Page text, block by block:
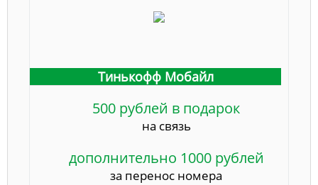
Тинькофф Мобайл
500 рублей в подарок
на связь
дополнительно 1000 рублей
за перенос номера